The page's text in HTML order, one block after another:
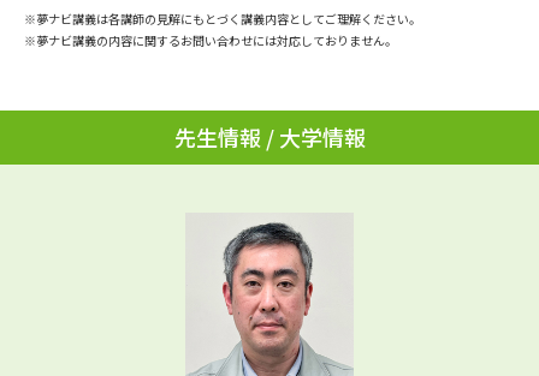
Ｑ＆Ａ よくあるご質問 大学進学IDについて
受付内容・発送状況の確認
テレメール
テレメール進学カタログ
訂正のご案内
※夢ナビ講義は各講師の見解にもとづく講義内容としてご理解ください。
※夢ナビ講義の内容に関するお問い合わせには対応しておりません。
先生情報 / 大学情報